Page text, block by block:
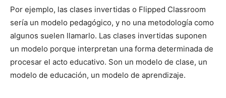
Por ejemplo, las clases invertidas o Flipped Classroom
sería un modelo pedagógico, y no una metodología como
algunos suelen llamarlo. Las clases invertidas suponen
un modelo porque interpretan una forma determinada de
procesar el acto educativo. Son un modelo de clase, un
modelo de educación, un modelo de aprendizaje.